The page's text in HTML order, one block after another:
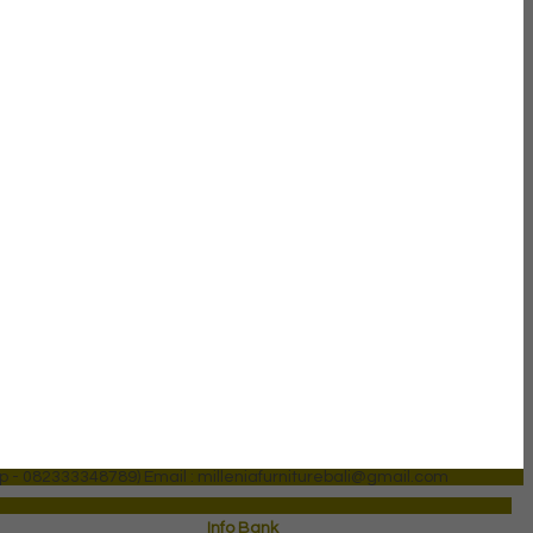
- 082333348789) Email : milleniafurniturebali@gmail.com
Info Bank